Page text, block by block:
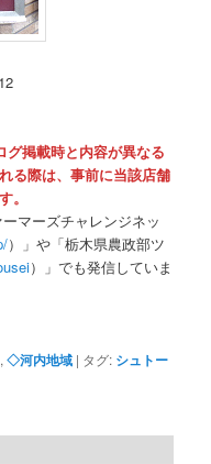
掲載時と内容が異なる
る際は、事前に当該店舗
。
マーズチャレンジネッ
）」や「栃木県農政部ツ
）」でも発信していま
,◇河内地域 | タグ: シュトー